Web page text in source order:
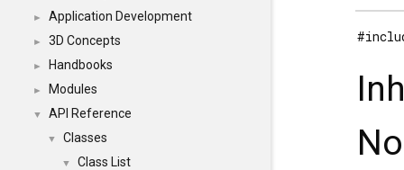
► Application Development
► 3D Concepts
► Handbooks
► Modules
▼ API Reference
▼ Classes
▼ Class List